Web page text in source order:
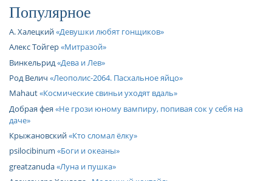
Популярное
А. Халецкий Девушки любят гонщиков
Алекс Тойгер Митразой
Винкельрид Дева и Лев
Род Велич Леополис-2064. Пасхальное яйцо
Mahaut Космические свиньи уходят вдаль
Добрая фея
Не грози юному вампиру, попивая сок у себя на
даче
Крыжановский Кто сломал ёлку
psilocibinum
Боги и океаны
greatzanuda Луна и пушка